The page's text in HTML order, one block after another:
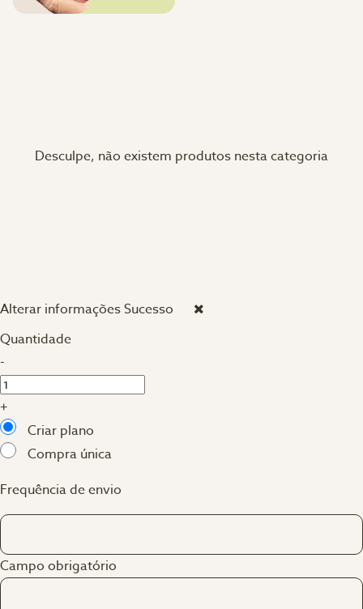
Desculpe, não existem produtos nesta categoria
Alterar informaçõesSucesso
Quantidade
-
+
Criar plano
Compra única
Frequência de envio
Campo obrigatório